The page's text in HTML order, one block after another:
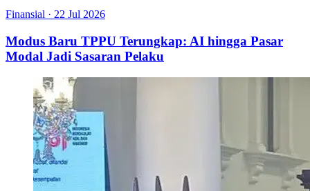
Finansial · 22 Jul 2026
Modus Baru TPPU Terungkap: AI hingga Pasar
Modal Jadi Sasaran Pelaku